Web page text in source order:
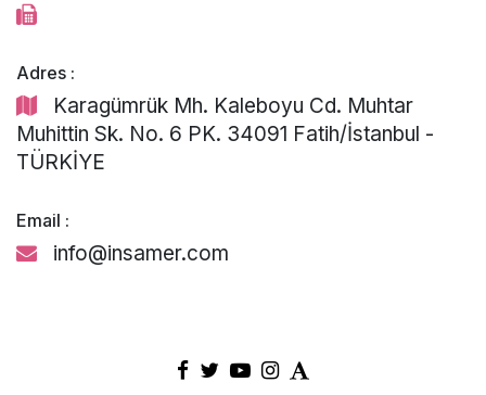
Adres :
Karagümrük Mh. Kaleboyu Cd. Muhtar
Muhittin Sk. No. 6 PK. 34091 Fatih/İstanbul -
TÜRKİYE
Email :
info@insamer.com